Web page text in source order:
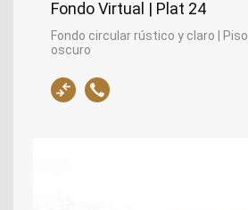
Fondo Virtual | Plat 24
Fondo circular rústico y claro |
oscuro